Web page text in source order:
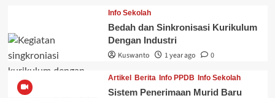
Info Sekolah
Bedah dan Sinkronisasi Kurikulum
Dengan Industri
Kuswanto
1 year ago 0
Artikel Berita Info PPDB Info Sekolah
Sistem Penerimaan Murid Baru